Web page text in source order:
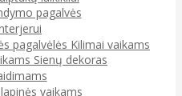
pagalvės
pagalvėlės Kilimai vaikams
Sienų dekoras
vaikams